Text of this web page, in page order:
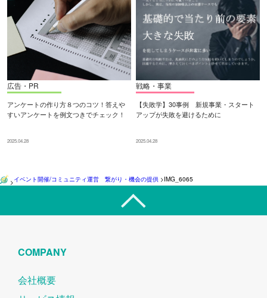
広告・PR
アンケートの作り方８つのコツ！答えや
すいアンケートを例文つきでチェック！
2025.04.28
戦略・事業
【失敗学】30事例 新規事業・スタート
アップが失敗を避けるために
2025.04.28
>イベント開催/コミュニティ運営 繋がり・機会の提供>IMG_6065
COMPANY
会社概要